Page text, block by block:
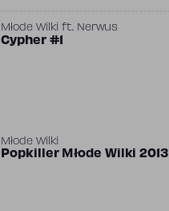
Młode Wilki ft. Nerwus
Cypher #1
Młode Wilki
Popkiller Młode Wilki 2013